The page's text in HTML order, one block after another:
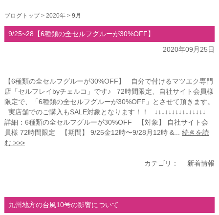
ブログトップ> 2020年> 9月
9/25~28【6種類の全セルフグルーが30%OFF】
2020年09月25日
【6種類の全セルフグルーが30%OFF】 自分で付けるマツエク専門
店「セルフレイbyチェルコ」です♪ 72時間限定、自社サイト会員様
限定で、「6種類の全セルフグルーが30%OFF」とさせて頂きます。
実店舗でのご購入もSALE対象となります！！ ↓↓↓↓↓↓↓↓↓↓↓↓↓↓↓
詳細：6種類の全セルフグルーが30%OFF 【対象】 自社サイト会
員様 72時間限定 【期間】 9/25金12時〜9/28月12時 &... 続きを読
む >>>
カテゴリ： 新着情報
九州地方の台風10号の影響について